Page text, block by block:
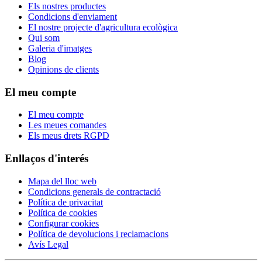
Els nostres productes
Condicions d'enviament
El nostre projecte d'agricultura ecològica
Qui som
Galeria d'imatges
Blog
Opinions de clients
El meu compte
El meu compte
Les meues comandes
Els meus drets RGPD
Enllaços d'interés
Mapa del lloc web
Condicions generals de contractació
Política de privacitat
Política de cookies
Configurar cookies
Política de devolucions i reclamacions
Avís Legal